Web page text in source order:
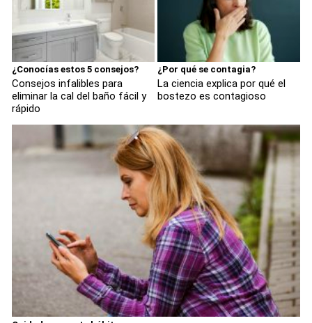
¿Conocías estos 5 consejos?
Consejos infalibles para
eliminar la cal del baño fácil y
rápido
¿Por qué se contagia?
La ciencia explica por qué el
bostezo es contagioso